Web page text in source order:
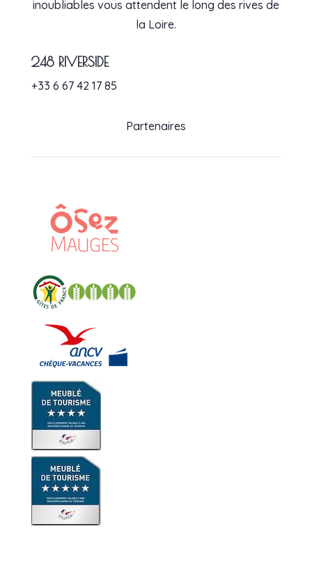
inoubliables vous attendent le long des rives de
la Loire.
248 RIVERSIDE
+33 6 67 42 17 85
Partenaires